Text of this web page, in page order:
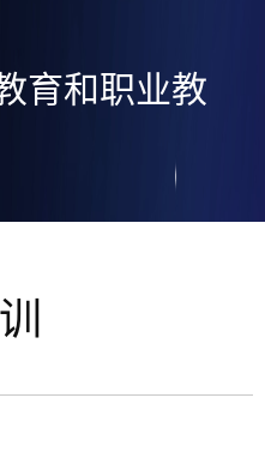
育和职业教